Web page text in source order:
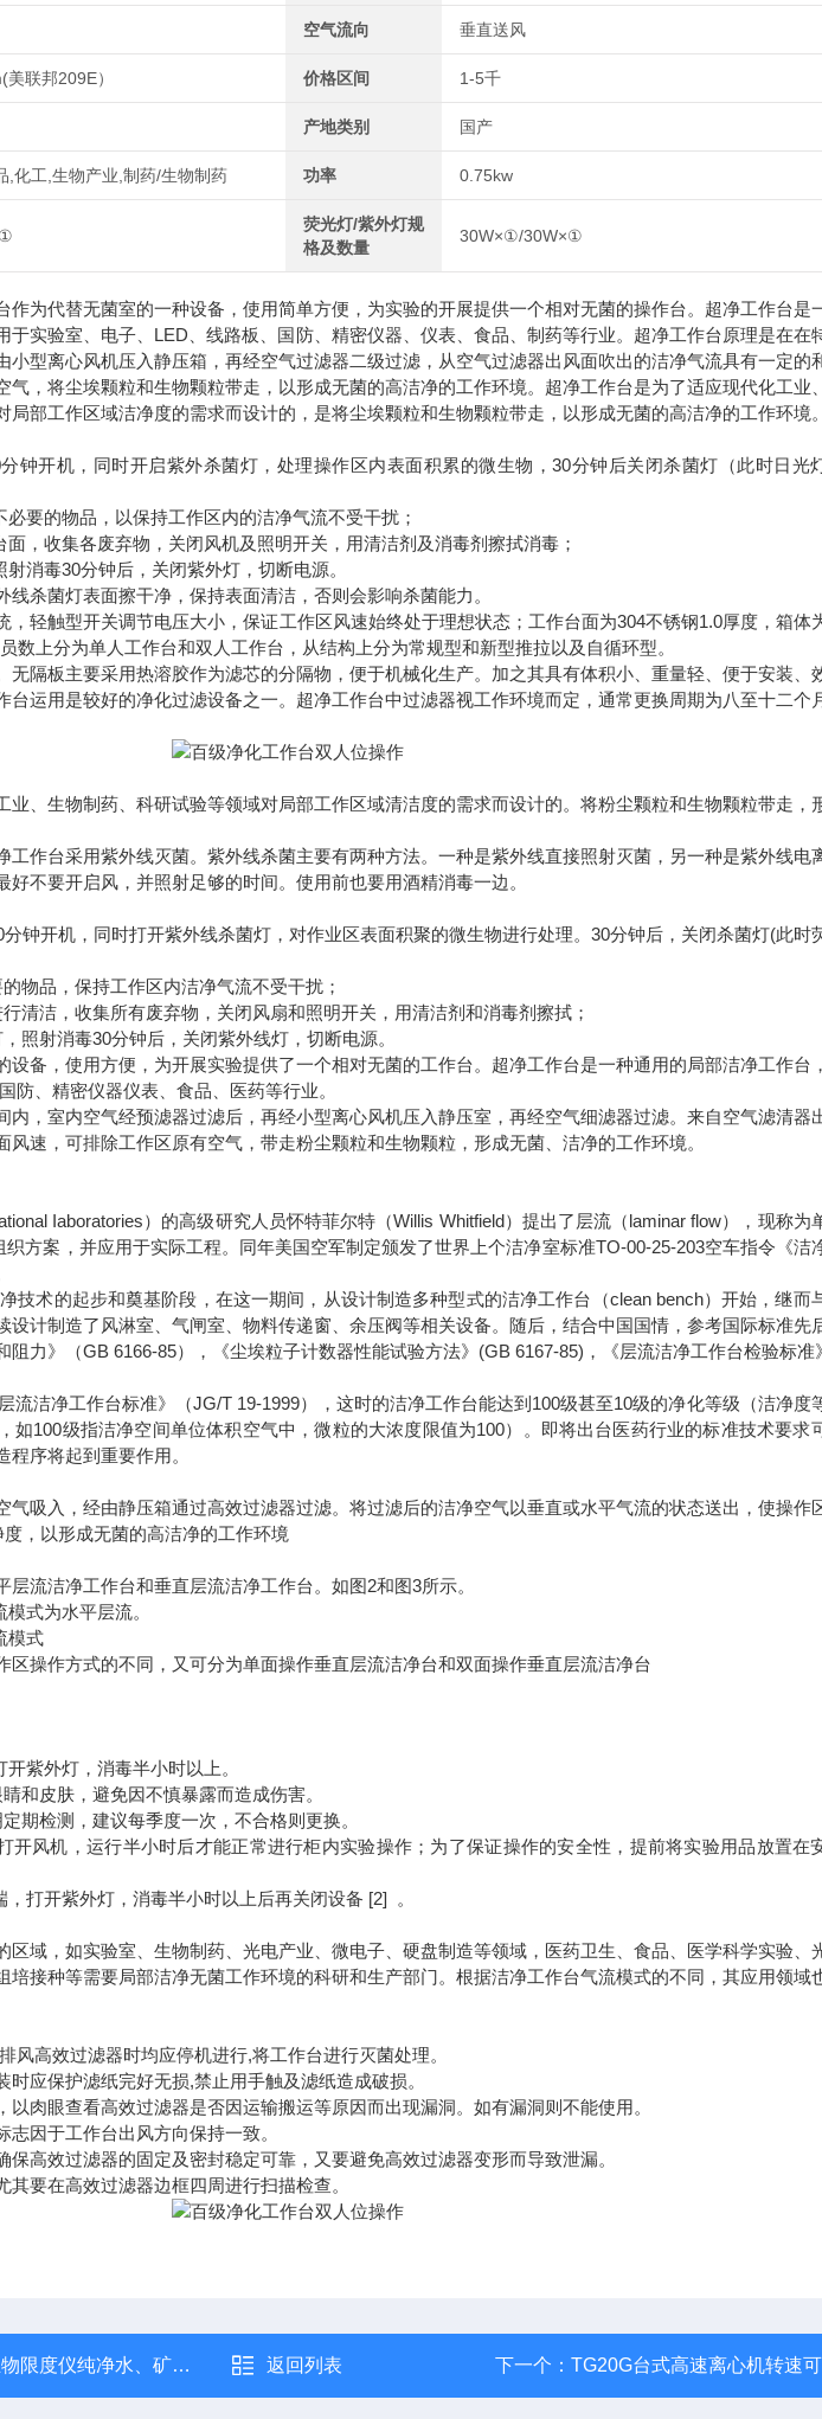
空气流向 垂直送风
联邦209E） 价格区间 1-5千
产地类别 国产
,化工,生物产业,制药/生物制药 功率 0.75kw
荧光灯/紫外灯规
格及数量
30W×①/30W×①
作为代替无菌室的一种设备，使用简单方便，为实验的开展提供一个相对无菌的操作台。超净工作台是
于实验室、电子、LED、线路板、国防、精密仪器、仪表、食品、制药等行业。超净工作台原理是在在
小型离心风机压入静压箱，再经空气过滤器二级过滤，从空气过滤器出风面吹出的洁净气流具有一定的
气，将尘埃颗粒和生物颗粒带走，以形成无菌的高洁净的工作环境。超净工作台是为了适应现代化工业
局部工作区域洁净度的需求而设计的，是将尘埃颗粒和生物颗粒带走，以形成无菌的高洁净的工作环境
开机，同时开启紫外杀菌灯，处理操作区内表面积累的微生物，30分钟后关闭杀菌灯（此时日光
的物品，以保持工作区内的洁净气流不受干扰；
收集各废弃物，关闭风机及照明开关，用清洁剂及消毒剂擦拭消毒；
毒30分钟后，关闭紫外灯，切断电源。
菌灯表面擦干净，保持表面清洁，否则会影响杀菌能力。
轻触型开关调节电压大小，保证工作区风速始终处于理想状态；工作台面为304不锈钢1.0厚度，箱体
数上分为单人工作台和双人工作台，从结构上分为常规型和新型推拉以及自循环型。
隔板主要采用热溶胶作为滤芯的分隔物，便于机械化生产。加之其具有体积小、重量轻、便于安装、
台运用是较好的净化过滤设备之一。超净工作台中过滤器视工作环境而定，通常更换周期为八至十二个
业、生物制药、科研试验等领域对局部工作区域清洁度的需求而设计的。将粉尘颗粒和生物颗粒带走，
作台采用紫外线灭菌。紫外线杀菌主要有两种方法。一种是紫外线直接照射灭菌，另一种是紫外线电
不要开启风，并照射足够的时间。使用前也要用酒精消毒一边。
开机，同时打开紫外线杀菌灯，对作业区表面积聚的微生物进行处理。30分钟后，关闭杀菌灯(此时
品，保持工作区内洁净气流不受干扰；
洁，收集所有废弃物，关闭风扇和照明开关，用清洁剂和消毒剂擦拭；
射消毒30分钟后，关闭紫外线灯，切断电源。
备，使用方便，为开展实验提供了一个相对无菌的工作台。超净工作台是一种通用的局部洁净工作台
防、精密仪器仪表、食品、医药等行业。
，室内空气经预滤器过滤后，再经小型离心风机压入静压室，再经空气细滤器过滤。来自空气滤清器
速，可排除工作区原有空气，带走粉尘颗粒和生物颗粒，形成无菌、洁净的工作环境。
Iaboratories）的高级研究人员怀特菲尔特（Willis Whitfield）提出了层流（laminar flow），现称为
织方案，并应用于实际工程。同年美国空军制定颁发了世界上个洁净室标准TO-00-25-203空车指令《洁
技术的起步和奠基阶段，在这一期间，从设计制造多种型式的洁净工作台（clean bench）开始，继而
设计制造了风淋室、气闸室、物料传递窗、余压阀等相关设备。随后，结合中国国情，参考国际标准先
阻力》（GB 6166-85），《尘埃粒子计数器性能试验方法》(GB 6167-85)，《层流洁净工作台检验标准
流洁净工作台标准》（JG/T 19-1999），这时的洁净工作台能达到100级甚至10级的净化等级（洁净度
如100级指洁净空间单位体积空气中，微粒的大浓度限值为100）。即将出台医药行业的标准技术要求
序将起到重要作用。
气吸入，经由静压箱通过高效过滤器过滤。将过滤后的洁净空气以垂直或水平气流的状态送出，使操作
，以形成无菌的高洁净的工作环境
流洁净工作台和垂直层流洁净工作台。如图2和图3所示。
式为水平层流。
模式
区操作方式的不同，又可分为单面操作垂直层流洁净台和双面操作垂直层流洁净台
紫外灯，消毒半小时以上。
和皮肤，避免因不慎暴露而造成伤害。
期检测，建议每季度一次，不合格则更换。
开风机，运行半小时后才能正常进行柜内实验操作；为了保证操作的安全性，提前将实验用品放置在
打开紫外灯，消毒半小时以上后再关闭设备 [2] 。
区域，如实验室、生物制药、光电产业、微电子、硬盘制造等领域，医药卫生、食品、医学科学实验、
培接种等需要局部洁净无菌工作环境的科研和生产部门。根据洁净工作台气流模式的不同，其应用领域
风高效过滤器时均应停机进行,将工作台进行灭菌处理。
应保护滤纸完好无损,禁止用手触及滤纸造成破损。
肉眼查看高效过滤器是否因运输搬运等原因而出现漏洞。如有漏洞则不能使用。
因于工作台出风方向保持一致。
高效过滤器的固定及密封稳定可靠，又要避免高效过滤器变形而导致泄漏。
其要在高效过滤器边框四周进行扫描检查。
度仪纯净水、矿泉水 返回列表 下一个： TG20G台式高速离心机转速